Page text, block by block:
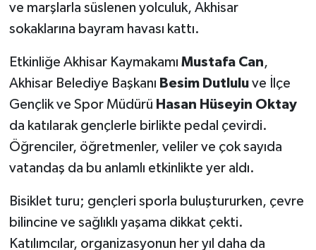
ve marşlarla süslenen yolculuk, Akhisar
sokaklarına bayram havası kattı.
Etkinliğe Akhisar Kaymakamı Mustafa Can,
Akhisar Belediye Başkanı Besim Dutluluve İlçe
Gençlik ve Spor Müdürü Hasan Hüseyin Oktay
da katılarak gençlerle birlikte pedal çevirdi.
Öğrenciler, öğretmenler, veliler ve çok sayıda
vatandaş da bu anlamlı etkinlikte yer aldı.
Bisiklet turu; gençleri sporla buluştururken, çevre
bilincine ve sağlıklı yaşama dikkat çekti.
Katılımcılar, organizasyonun her yıl daha da